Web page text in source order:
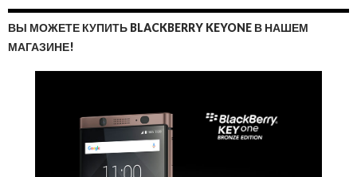
ВЫ МОЖЕТЕ КУПИТЬ BLACKBERRY KEYONE В НАШЕМ
МАГАЗИНЕ!